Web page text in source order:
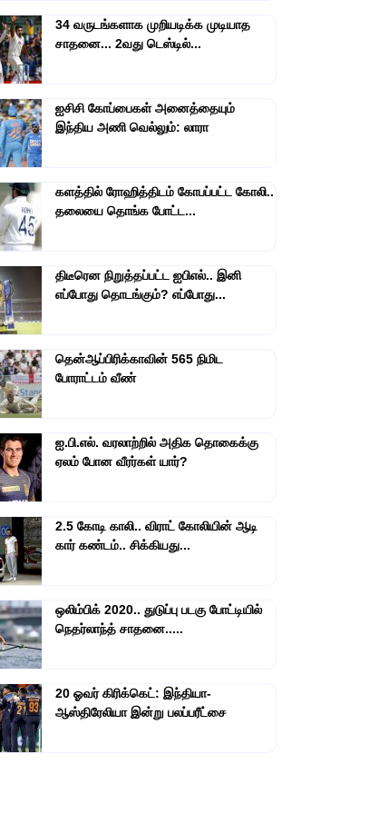
34 வருடங்களாக முறியடிக்க முடியாத
சாதனை... 2வது டெஸ்டில்...
ஐசிசி கோப்பைகள் அனைத்தையும்
இந்திய அணி வெல்லும்: லாரா
களத்தில் ரோஹித்திடம் கோபப்பட்ட கோலி..
தலையை தொங்க போட்ட...
திடீரென நிறுத்தப்பட்ட ஐபிஎல்.. இனி
எப்போது தொடங்கும்? எப்போது...
தென்ஆப்பிரிக்காவின் 565 நிமிட
போராட்டம் வீண்
ஐ.பி.எல். வரலாற்றில் அதிக தொகைக்கு
ஏலம் போன வீரர்கள் யார்?
2.5 கோடி காலி.. விராட் கோலியின் ஆடி
கார் கண்டம்.. சிக்கியது...
ஒலிம்பிக் 2020.. துடுப்பு படகு போட்டியில்
நெதர்லாந்த் சாதனை.....
20 ஓவர் கிரிக்கெட்: இந்தியா-
ஆஸ்திரேலியா இன்று பலப்பரீட்சை